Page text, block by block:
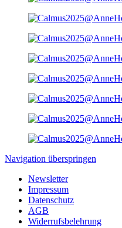
Navigation überspringen
Newsletter
Impressum
Datenschutz
AGB
Widerrufsbelehrung